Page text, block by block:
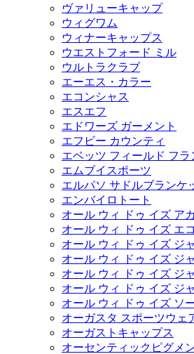
ヴァリューキャップ
ウィグワム
ウィナーキャップス
ウエストフォード ミル
ウルトラクラブ
エーエス・カラー
エコンシャス
エスエフ
エドワーズ ガーメント
エフビー カウンティ
エベッツ フィールド フラ
エムブイスポーツ
エルパソ サドルブランケ
エンバイロトート
オール ウィ ドゥ イズ ア
オール ウィ ドゥ イズ エ
オール ウィ ドゥ イズ ジ
オール ウィ ドゥ イズ ジ
オール ウィ ドゥ イズ ジ
オール ウィ ドゥ イズ ジ
オール ウィ ドゥ イズ ソ
オーガスタ スポーツウェ
オーガストキャップス
オーセンティックピグメ